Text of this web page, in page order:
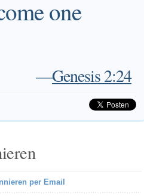
one
—Genesis 2:24
per Email